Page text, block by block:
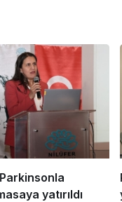
yatırıldı